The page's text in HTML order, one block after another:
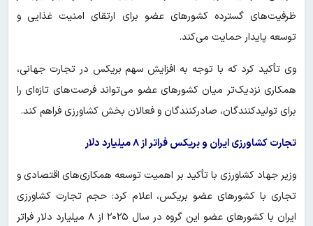
ظرفیت‌های گسترده کشورهای عضو برای ارتقای امنیت غذایی و
توسعه پایدار حمایت می‌کند.
وی تأکید کرد که با توجه به افزایش سهم بریکس در تجارت جهانی،
همکاری نزدیک‌تر میان کشورهای عضو می‌تواند فرصت‌های تازه‌ای را
برای تولیدکنندگان، صادرکنندگان و فعالان بخش کشاورزی فراهم کند.
تجارتکشاورزی ایران و بریکس فراتر از۸میلیارد دلار
وزیر جهاد کشاورزی با تأکید بر اهمیت توسعه همکاری‌های اقتصادی و
تجاری با کشورهای عضو بریکس، اعلام کرد: حجم تجارت کشاورزی
ایران با کشورهای عضو این گروه در سال ۲۰۲۵ از ۸ میلیارد دلار فراتر